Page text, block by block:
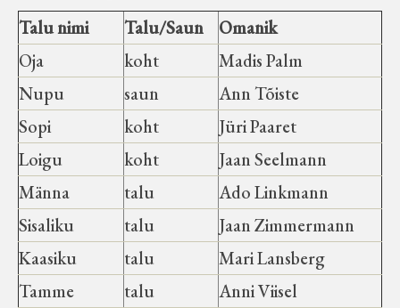
Talu nimi
Talu/Saun
Omanik
Oja
koht
Madis Palm
Nupu
saun
Ann Tõiste
Sopi
koht
Jüri Paaret
Loigu
koht
Jaan Seelmann
Männa
talu
Ado Linkmann
Sisaliku
talu
Jaan Zimmermann
Kaasiku
talu
Mari Lansberg
Tamme
talu
Anni Viisel